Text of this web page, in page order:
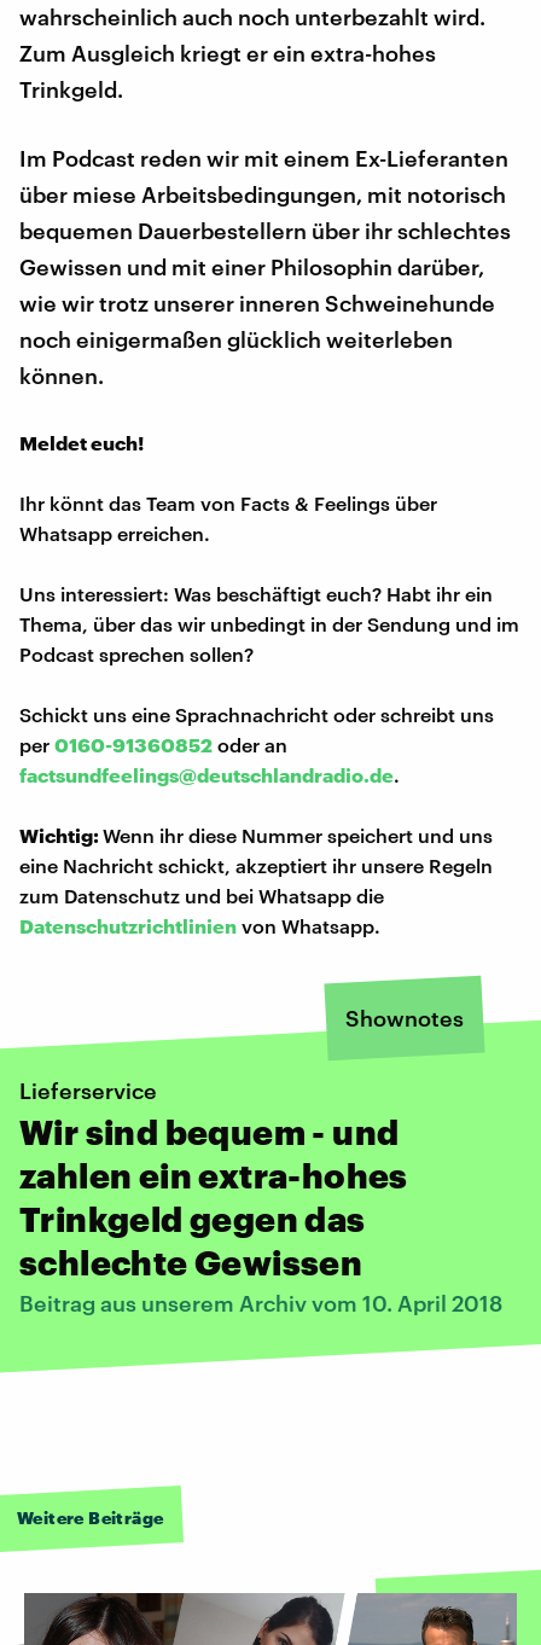
wahrscheinlich auch noch unterbezahlt wird.
Zum Ausgleich kriegt er ein extra-hohes
Trinkgeld.
Im Podcast reden wir mit einem Ex-Lieferanten
über miese Arbeitsbedingungen, mit notorisch
bequemen Dauerbestellern über ihr schlechtes
Gewissen und mit einer Philosophin darüber,
wie wir trotz unserer inneren Schweinehunde
noch einigermaßen glücklich weiterleben
können.
Meldet euch!
Ihr könnt das Team von Facts & Feelings über
Whatsapp erreichen.
Uns interessiert: Was beschäftigt euch? Habt ihr ein
Thema, über das wir unbedingt in der Sendung und im
Podcast sprechen sollen?
Schickt uns eine Sprachnachricht oder schreibt uns
per 0160-91360852 oder an
factsundfeelings@deutschlandradio.de.
Wichtig:Wenn ihr diese Nummer speichert und uns
eine Nachricht schickt, akzeptiert ihr unsere Regeln
zum Datenschutz und bei Whatsapp die
Datenschutzrichtlinien von Whatsapp.
Shownotes
Lieferservice
Wir sind bequem - und
zahlen ein extra-hohes
Trinkgeld gegen das
schlechte Gewissen
Beitrag aus unserem Archiv vom 10. April 2018
Weitere Beiträge